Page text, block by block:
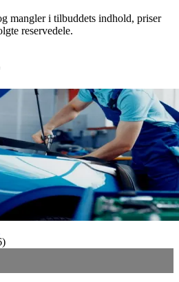
mangler i tilbuddets indhold, priser
reservedele.
)